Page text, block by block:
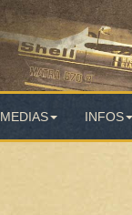
MEDIAS INFOS